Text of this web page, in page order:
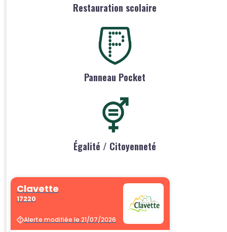
Restauration scolaire
Panneau Pocket
Égalité / Citoyenneté